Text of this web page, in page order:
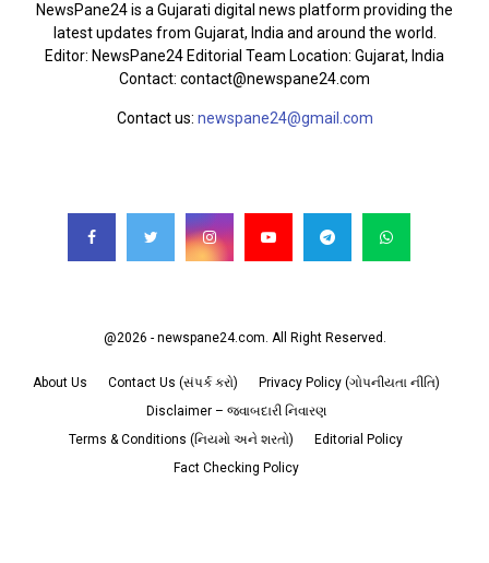
NewsPane24 is a Gujarati digital news platform providing the
latest updates from Gujarat, India and around the world.
Editor: NewsPane24 Editorial Team Location: Gujarat, India
Contact: contact@newspane24.com
Contact us: newspane24@gmail.com
@2026 - newspane24.com. All Right Reserved.
About Us Contact Us (સંપર્ક કરો)
Privacy Policy (ગોપનીયતા નીતિ)
Disclaimer – જવાબદારી નિવારણ
Terms & Conditions (નિયમો અને શરતો)
Editorial Policy
Fact Checking Policy